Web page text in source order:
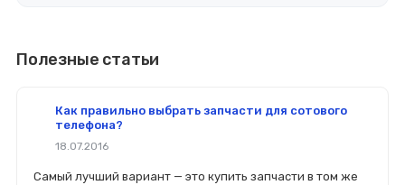
Полезные статьи
Как правильно выбрать запчасти для сотового
телефона?
18.07.2016
Самый лучший вариант — это купить запчасти в том же